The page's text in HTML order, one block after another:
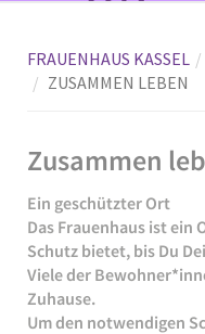
FRAUENHAUS KASSEL
ZUSAMMEN LEBEN
Zusammen
Ein geschützter Ort
Das Frauenhaus ist ein
Schutz bietet, bis Du
Viele der
Zuhause.
Um den notwendigen